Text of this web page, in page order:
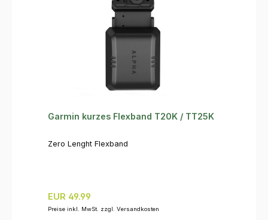
Garmin kurzes Flexband T20K / TT25K
Zero Lenght Flexband
Regulärer Preis:
EUR 49.99
Preise inkl. MwSt. zzgl. Versandkosten